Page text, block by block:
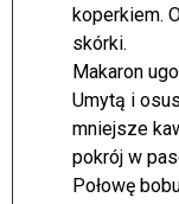
koperkiem.
skórki.
Makaron
Umytą i
mniejsze
pokrój w
Połowę